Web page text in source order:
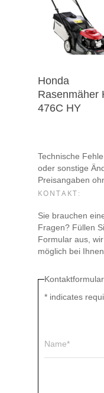
Honda
Rasenmäher
476C HY
Technische
oder sonstige
Preisangaben
KONTAKT:
Sie brauchen
Fragen? Füllen
Formular aus,
möglich bei
* indicates
Name*